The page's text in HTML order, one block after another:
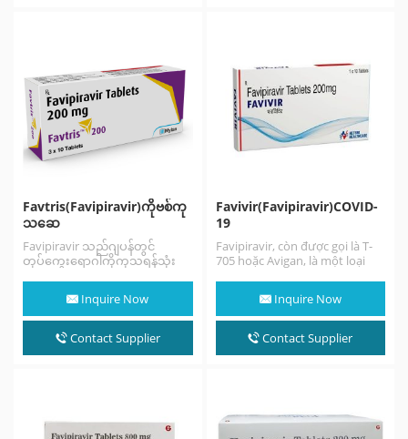
ហ្វីភីរ៉ាវីររារាំងការចម្លងមេរោគផ្តាសាយ A
និង…
Favtris(Favipiravir)ကိုဗစ်ကု
သဆေ
Favipiravir သည်ဂျပန်တွင်
တုပ်ကွေးရောဂါကိုကုသရန်သုံး
အခြားဗိုင်းရပ်စ်ကူးစက်မှုများကို
လည်းကုသရန်လေ့လာနေသည်။
Fabiravir သည် COVID-19 ကို
ဂျပန်၊ ရုရှား၊ တူရကီနှင့်အိန္ဒိယတို့
Inquire Now
Contact Supplier
Favivir(Favipiravir)COVID-
19
Favipiravir, còn được gọi là T-
705 hoặc Avigan, là một loại
Inquire Now
Contact Supplier